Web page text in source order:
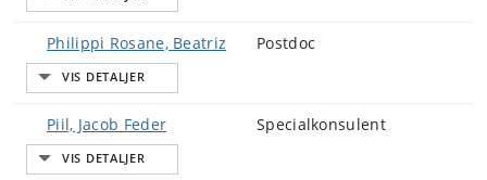
Philippi Rosane, Beatriz Postdoc
Piil, Jacob Feder Specialkonsulent